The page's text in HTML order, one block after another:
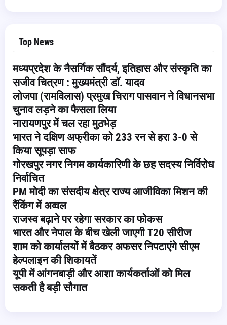
Top News
मध्यप्रदेश के नैसर्गिक सौंदर्य, इतिहास और संस्कृति का
सजीव चित्रण : मुख्यमंत्री डॉ. यादव
लोजपा (रामविलास) प्रमुख चिराग पासवान ने विधानसभा
चुनाव लड़ने का फैसला लिया
नारायणपुर में चल रहा मुठभेड़
भारत ने दक्षिण अफ्रीका को 233 रन से हरा 3-0 से
किया सूपड़ा साफ
गोरखपुर नगर निगम कार्यकारिणी के छह सदस्य निर्विरोध
निर्वाचित
PM मोदी का संसदीय क्षेत्र राज्य आजीविका मिशन की
रैंकिंग में अव्वल
राजस्व बढ़ाने पर रहेगा सरकार का फोकस
भारत और नेपाल के बीच खेली जाएगी T20 सीरीज
शाम को कार्यालयों में बैठकर अफसर निपटाएंगे सीएम
हेल्पलाइन की शिकायतें
यूपी में आंगनबाड़ी और आशा कार्यकर्ताओं को मिल
सकती है बड़ी सौगात